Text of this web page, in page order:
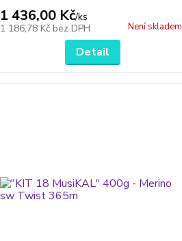
1 436,00 Kč/ks
1 186,78 Kč bez DPH Není skladem
Detail